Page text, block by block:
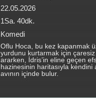
22.05.2026
1Sa. 40dk.
Komedi
Oflu Hoca, bu kez kapanmak
yurdunu kurtarmak için
ararken, İdris’in eline geçen
hazinesinin haritasıyla kendini
avının içinde bulur.